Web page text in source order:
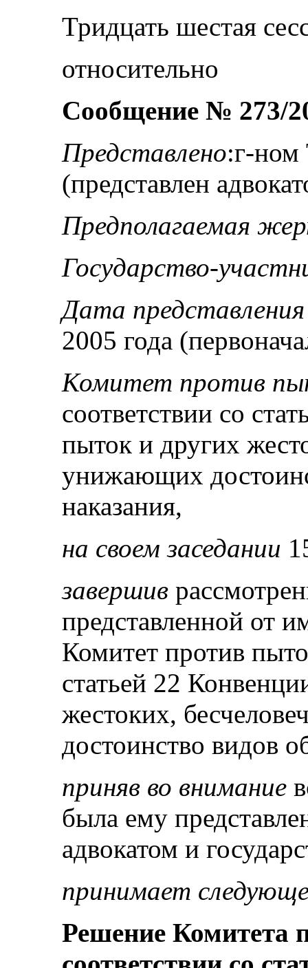
Тридцать шестая
относительно
Сообщение № 273/
Представлено:г-
(представлен
Предполагаемая
Государство-
Дата
2005 года
Комитет против
соответствии со
пыток и других
унижающих
наказания,
на своем заседании
завершив
представленной от
Комитет против
статьей 22
жестоких,
достоинство видов
приняв во внимание
была ему
адвокатом и
принимает
Решение Комитета